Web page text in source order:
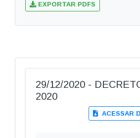
EXPORTAR PDFS
29/12/2020 -
2020
ACESSAR